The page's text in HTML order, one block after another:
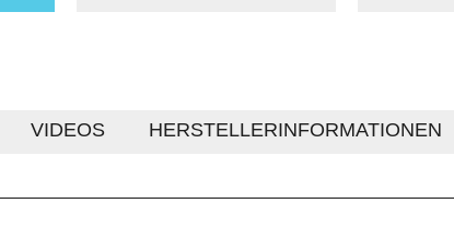
VIDEOS
HERSTELLERINFORMATIONEN